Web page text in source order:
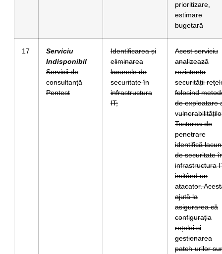
prioritizare,
estimare
bugetară
17
Serviciu
Indisponibil
Servicii de
consultanță
Pentest
Identificarea și
eliminarea
lacunele de
securitate în
infrastructura
IT;
Acest serviciu
analizează
rezistența
securității
folosind
de exploatare
Testarea de
penetrare
identifică
de securitate
infrastructura
imitând un
atacator.
ajută la
asigurarea că
configurația
rețelei și
gestionarea
patch-urilor